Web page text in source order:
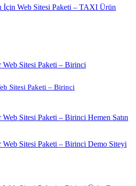
Sitesi Paketi – Birinci